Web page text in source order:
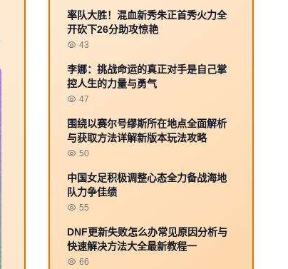
率队大胜！混血新秀朱正首秀火力全
开砍下26分助攻惊艳
43
李娜：挑战命运的真正对手是自己掌
控人生的力量与勇气
47
围绕以赛尔号缪斯所在地点全面解析
与获取方法详解新版本玩法攻略
50
中国女足积极调整心态全力备战海地
队力争佳绩
55
DNF更新失败怎么办常见原因分析与
快速解决方法大全最新教程一
66